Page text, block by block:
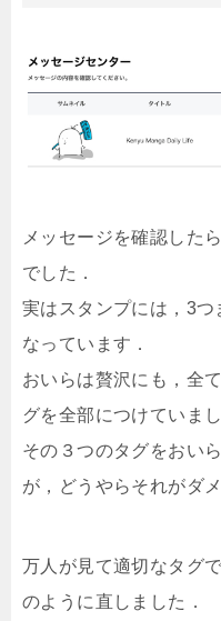
メッセージを確認した
でした．
実はスタンプには，3
なっています．
おいらは贅沢にも，全
グを全部につけていまし
その３つのタグをおい
が，どうやらそれがダ
万人が見て適切なタグ
のように直しました．